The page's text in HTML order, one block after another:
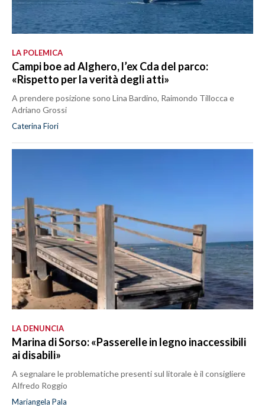
LA POLEMICA
Campi boe ad Alghero, l’ex Cda del parco:
«Rispetto per la verità degli atti»
A prendere posizione sono Lina Bardino, Raimondo Tillocca e
Adriano Grossi
Caterina Fiori
LA DENUNCIA
Marina di Sorso: «Passerelle in legno inaccessibili
ai disabili»
A segnalare le problematiche presenti sul litorale è il consigliere
Alfredo Roggio
Mariangela Pala